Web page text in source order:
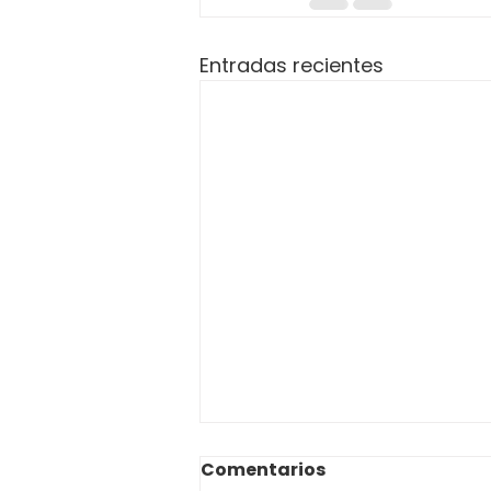
Entradas recientes
Resolución 0398 de 2026
Comentarios